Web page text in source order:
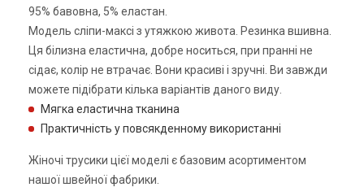
95% бавовна, 5% еластан.
Модель сліпи-максі з утяжкою живота. Резинка вшивна.
Ця білизна еластична, добре носиться, при пранні не
сідає, колір не втрачає. Вони красиві і зручні. Ви завжди
можете підібрати кілька варіантів даного виду.
Мягка еластична тканина
Практичність у повсякденному використанні
Жіночі трусики цієї моделі є базовим асортиментом
нашої швейної фабрики.